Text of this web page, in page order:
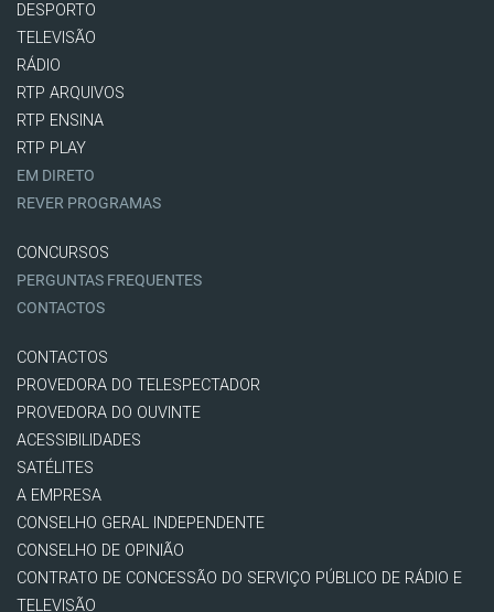
DESPORTO
TELEVISÃO
RÁDIO
RTP ARQUIVOS
RTP ENSINA
RTP PLAY
EM DIRETO
REVER PROGRAMAS
CONCURSOS
PERGUNTAS FREQUENTES
CONTACTOS
CONTACTOS
PROVEDORA DO TELESPECTADOR
PROVEDORA DO OUVINTE
ACESSIBILIDADES
SATÉLITES
A EMPRESA
CONSELHO GERAL INDEPENDENTE
CONSELHO DE OPINIÃO
CONTRATO DE CONCESSÃO DO SERVIÇO PÚBLICO DE RÁDIO E
TELEVISÃO